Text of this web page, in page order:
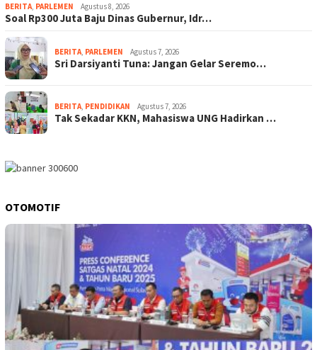
BERITA PARLEMEN Agustus 8, 2026
Soal Rp300 Juta Baju Dinas Gubernur, Idr…
BERITA PARLEMEN Agustus 7, 2026
Sri Darsiyanti Tuna: Jangan Gelar Seremo…
BERITA PENDIDIKAN Agustus 7, 2026
Tak Sekadar KKN, Mahasiswa UNG Hadirkan …
OTOMOTIF